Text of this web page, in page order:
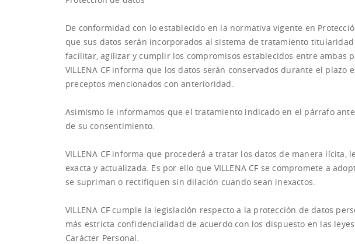
De conformidad con lo establecido en la normativa vigente en
que sus datos serán incorporados al sistema de tratamiento titularidad
facilitar, agilizar y cumplir los compromisos establecidos entre ambas
VILLENA CF informa que los datos serán conservados durante el
preceptos mencionados con anterioridad.
Asimismo le informamos que el tratamiento indicado en el párrafo
de su consentimiento.
VILLENA CF informa que procederá a tratar los datos de manera
exacta y actualizada. Es por ello que VILLENA CF se compromete a
se supriman o rectifiquen sin dilación cuando sean inexactos.
VILLENA CF cumple la legislación respecto a la protección de datos
más estricta confidencialidad de acuerdo con los dispuesto en las
Carácter Personal.